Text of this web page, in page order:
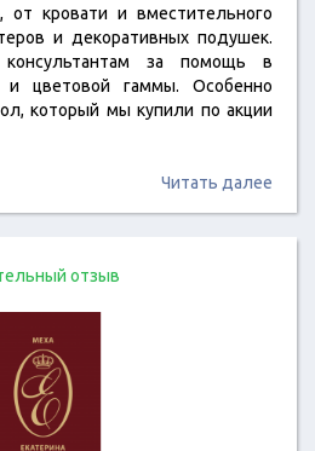
от кровати и вместительного
и декоративных подушек.
за помощь в
и цветовой гаммы. Особенно
который мы купили по акции
Читать далее
отзыв